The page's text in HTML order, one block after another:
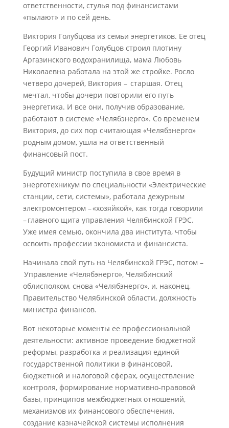
ответственности, стулья под финансистами
«пылают» и по сей день.
Виктория Голубцова из семьи энергетиков. Ее отец
Георгий Иванович Голубцов строил плотину
Аргазинского водохранилища, мама Любовь
Николаевна работала на этой же стройке. Росло
четверо дочерей, Виктория – старшая. Отец
мечтал, чтобы дочери повторили его путь
энергетика. И все они, получив образование,
работают в системе «Челябэнерго». Со временем
Виктория, до сих пор считающая «Челябэнерго»
родным домом, ушла на ответственный
финансовый пост.
Будущий министр поступила в свое время в
энерготехникум по специальности «Электрические
станции, сети, системы», работала дежурным
электромонтером – «хозяйкой», как тогда говорили
– главного щита управления Челябинской ГРЭС.
Уже имея семью, окончила два института, чтобы
освоить профессии экономиста и финансиста.
Начинала свой путь на Челябинской ГРЭС, потом –
Управление «Челябэнерго», Челябинский
облисполком, снова «Челябэнерго», и, наконец,
Правительство Челябинской области, должность
министра финансов.
Вот некоторые моменты ее профессиональной
деятельности: активное проведение бюджетной
реформы, разработка и реализация единой
государственной политики в финансовой,
бюджетной и налоговой сферах, осуществление
контроля, формирование нормативно-правовой
базы, принципов межбюджетных отношений,
механизмов их финансового обеспечения,
создание казначейской системы исполнения